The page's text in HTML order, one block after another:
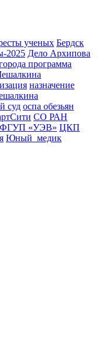
ученых Бердск
2025 Дело Архипова
программа
назначение
суд оспа обезьян
СО РАН
ФГУП «УЭВ» ЦКП
Юный_медик